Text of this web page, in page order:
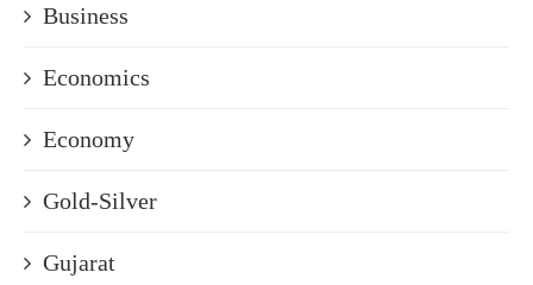
Business
Economics
Economy
Gold-Silver
Gujarat